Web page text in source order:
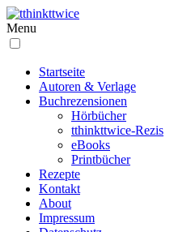
Menu
Startseite
Autoren & Verlage
Buchrezensionen
Hörbücher
tthinkttwice-Rezis
eBooks
Printbücher
Rezepte
Kontakt
About
Impressum